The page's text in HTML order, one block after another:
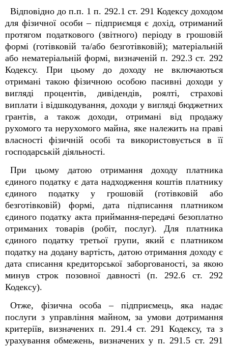
Відповідно до п.п. 1 п. 292.1 ст. 291 Кодексу доходом
для фізичної особи – підприємця є дохід, отриманий
протягом податкового (звітного) періоду в грошовій
формі (готівковій та/або безготівковій); матеріальній
або нематеріальній формі, визначеній п. 292.3 ст. 292
Кодексу. При цьому до доходу не включаються
отримані такою фізичною особою пасивні доходи у
вигляді процентів, дивідендів, роялті, страхові
виплати і відшкодування, доходи у вигляді бюджетних
грантів, а також доходи, отримані від продажу
рухомого та нерухомого майна, яке належить на праві
власності фізичній особі та використовується в її
господарській діяльності.
При цьому датою отримання доходу платника
єдиного податку є дата надходження коштів платнику
єдиного податку у грошовій (готівковій або
безготівковій) формі, дата підписання платником
єдиного податку акта приймання-передачі безоплатно
отриманих товарів (робіт, послуг). Для платника
єдиного податку третьої групи, який є платником
податку на додану вартість, датою отримання доходу є
дата списання кредиторської заборгованості, за якою
минув строк позовної давності (п. 292.6 ст. 292
Кодексу).
Отже, фізична особа – підприємець, яка надає
послуги з управління майном, за умови дотримання
критеріїв, визначених п. 291.4 ст. 291 Кодексу, та з
урахування обмежень, визначених у п. 291.5 ст. 291